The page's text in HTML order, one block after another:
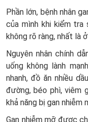
Phần lớn, bệnh nhân
của mình khi kiểm tra
không rõ ràng, nhất là
Nguyên nhân chính
uống không lành
nhanh, đồ ăn nhiều
đường, béo phì, viêm
khả năng bị gan nhiễm
Gan nhiễm mỡ được